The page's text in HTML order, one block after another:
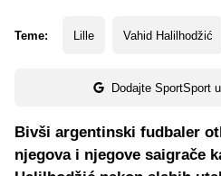
Teme: Lille Vahid Halilhodžić
Dodajte SportSport
Bivši argentinski fudbaler
njegova i njegove saigrače